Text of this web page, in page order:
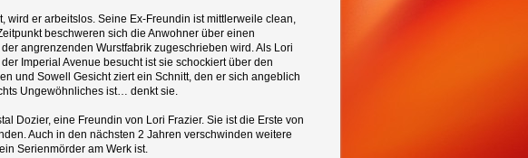
wird er arbeitslos. Seine Ex-Freundin ist mittlerweile clean,
beschweren sich die Anwohner über einen
angrenzenden Wurstfabrik zugeschrieben wird. Als Lori
Imperial Avenue besucht ist sie schockiert über den
und Sowell Gesicht ziert ein Schnitt, den er sich angeblich
Ungewöhnliches ist… denkt sie.
Dozier, eine Freundin von Lori Frazier. Sie ist die Erste von
Auch in den nächsten 2 Jahren verschwinden weitere
Serienmörder am Werk ist.